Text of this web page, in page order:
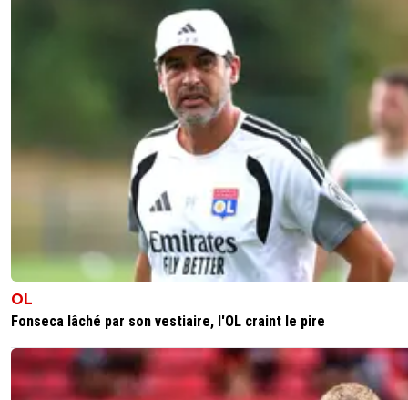
OL
Fonseca lâché par son vestiaire, l'OL craint le pire